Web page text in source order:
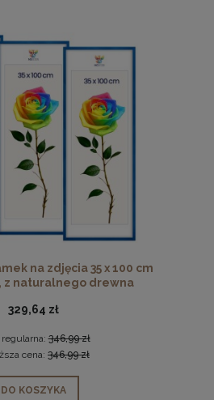
na zdjęcia 35 x 100 cm
z naturalnego drewna
329,64 zł
regularna:346,99 zł
cena: 346,99 zł
DO KOSZYKA